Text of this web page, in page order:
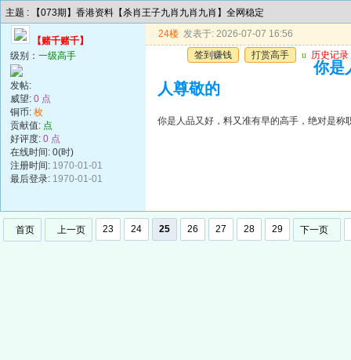
主题 : 【073期】香港资料【杀肖王子九肖九肖九肖】全网稳定
【赌千赌千】
级别： 一级高手
发帖:
威望: 0 点
铜币: 枚
贡献值: 点
好评度: 0 点
在线时间: 0(时)
注册时间: 1970-01-01
最后登录: 1970-01-01
24楼 发表于: 2026-07-07 16:56
签到赚钱
打赏高手 u 历史记录
你是
人尊敬的
你是人品又好，料又准有早的高手，绝对是称
首页 上一页 23 24 25 26 27 28 29 下一页